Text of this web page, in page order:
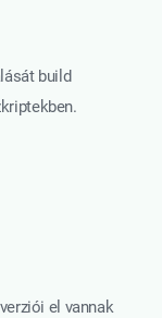
build
el vannak